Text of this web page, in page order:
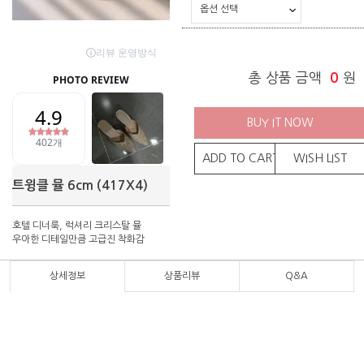
트윙클 뮬 6cm (417X4)
호텔 디너룩, 럭셔리 크리스탈 뮬
우아한 디테일만큼 고급진 착화감
총 상품 금액 0 원
BUY IT NOW
ADD TO CART WISH LIST
상세정보 상품리뷰 Q&A